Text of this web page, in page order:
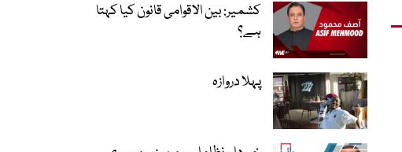
کشمیر: بین الاقوامی قانون کیا کہتا
ہے؟
پہلا دروازہ